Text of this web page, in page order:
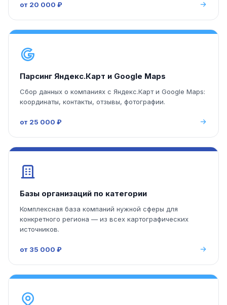
от 20 000 ₽
Парсинг Яндекс.Карт и Google Maps
Сбор данных о компаниях с Яндекс.Карт и Google Maps:
координаты, контакты, отзывы, фотографии.
от 25 000 ₽
Базы организаций по категории
Комплексная база компаний нужной сферы для
конкретного региона — из всех картографических
источников.
от 35 000 ₽